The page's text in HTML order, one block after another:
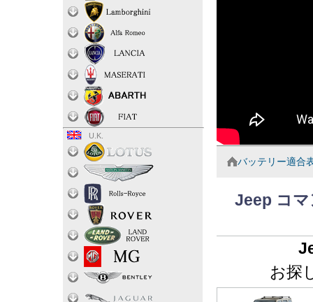
バッテリー適合
Jeep コマ
お探
U.K.